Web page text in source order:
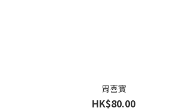
胃喜寶
HK$80.00